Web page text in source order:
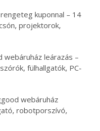
kuponnal – 14
projektorok,
webáruház leárazás –
fülhallgatók, PC-
webáruház
robotporszívó,